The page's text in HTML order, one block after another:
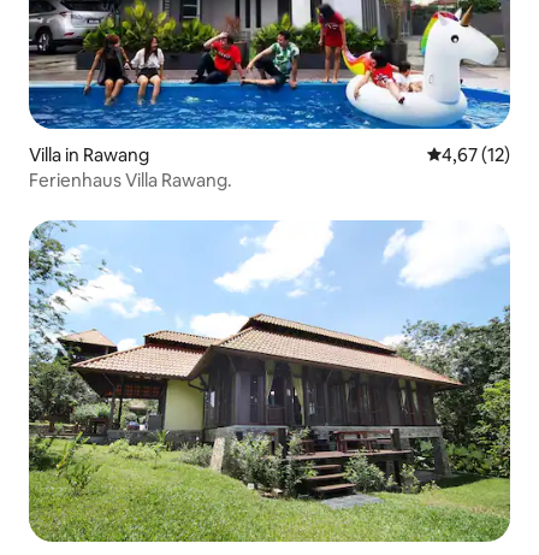
Villa in Rawang
4,67 (12)
Ferienhaus Villa Rawang.